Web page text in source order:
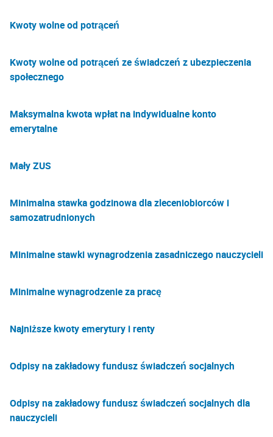
Kwoty wolne od potrąceń
Kwoty wolne od potrąceń ze świadczeń z ubezpieczenia
społecznego
Maksymalna kwota wpłat na indywidualne konto
emerytalne
Mały ZUS
Minimalna stawka godzinowa dla zleceniobiorców i
samozatrudnionych
Minimalne stawki wynagrodzenia zasadniczego nauczycieli
Minimalne wynagrodzenie za pracę
Najniższe kwoty emerytury i renty
Odpisy na zakładowy fundusz świadczeń socjalnych
Odpisy na zakładowy fundusz świadczeń socjalnych dla
nauczycieli